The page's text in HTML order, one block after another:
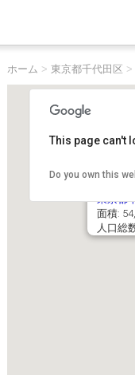
ホーム > 東京都千代田区 >
東京都
面積:
人口総
This page can't
Do you own this